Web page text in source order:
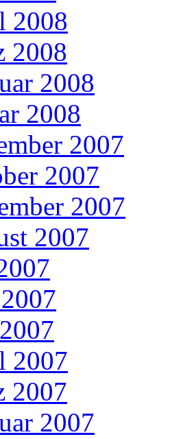
2008
2008
2008
2008
2007
2007
2007
2007
2007
2007
2007